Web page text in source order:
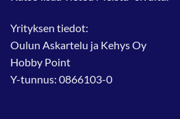
Yrityksen tiedot:
Oulun Askartelu ja Kehys Oy
Hobby Point
Y-tunnus: 0866103-0